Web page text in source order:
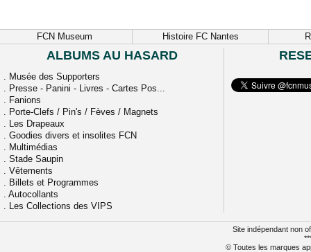
FCN Museum Histoire FC Nantes
ALBUMS AU HASARD
. Musée des Supporters
. Presse - Panini - Livres - Cartes Pos...
. Fanions
. Porte-Clefs / Pin's / Fèves / Magnets
. Les Drapeaux
. Goodies divers et insolites FCN
. Multimédias
. Stade Saupin
. Vêtements
. Billets et Programmes
. Autocollants
. Les Collections des VIPS
Site indépendant non
© Toutes les marques